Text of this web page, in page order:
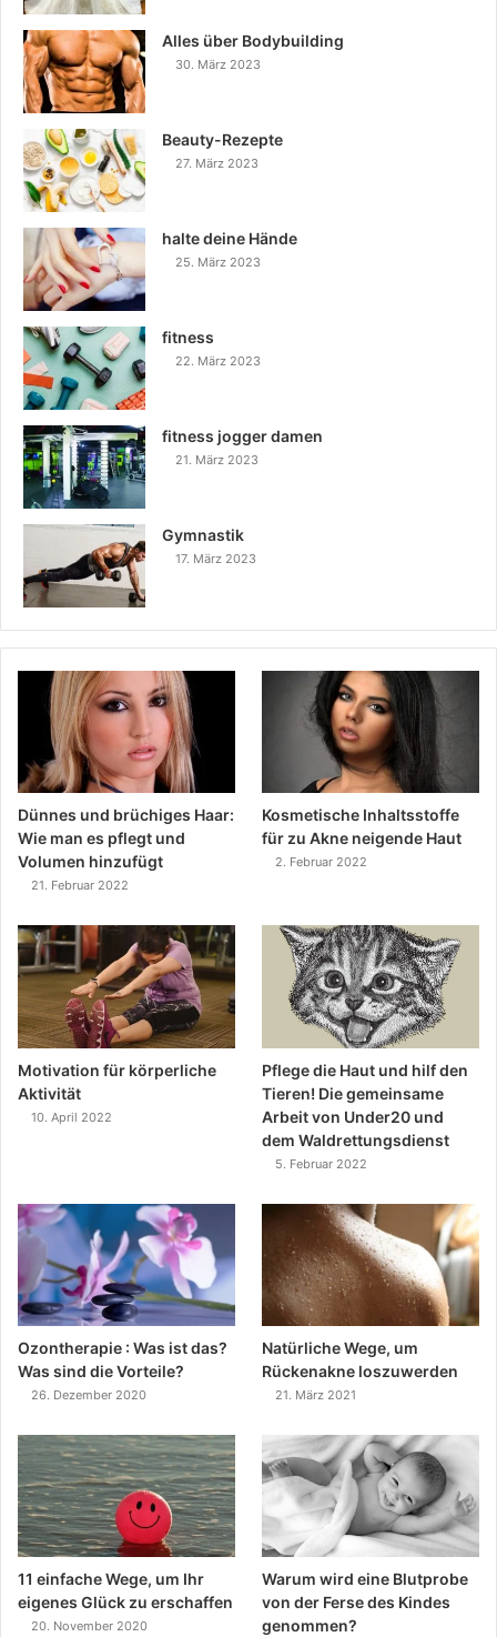
Alles über Bodybuilding
30. März 2023
Beauty-Rezepte
27. März 2023
halte deine Hände
25. März 2023
fitness
22. März 2023
fitness jogger damen
21. März 2023
Gymnastik
17. März 2023
Dünnes und brüchiges Haar:
Wie man es pflegt und
Volumen hinzufügt
21. Februar 2022
Kosmetische Inhaltsstoffe
für zu Akne neigende Haut
2. Februar 2022
Motivation für körperliche
Aktivität
10. April 2022
Pflege die Haut und hilf den
Tieren! Die gemeinsame
Arbeit von Under20 und
dem Waldrettungsdienst
5. Februar 2022
Ozontherapie : Was ist das?
Was sind die Vorteile?
26. Dezember 2020
Natürliche Wege, um
Rückenakne loszuwerden
21. März 2021
11 einfache Wege, um Ihr
eigenes Glück zu erschaffen
20. November 2020
Warum wird eine Blutprobe
von der Ferse des Kindes
genommen?